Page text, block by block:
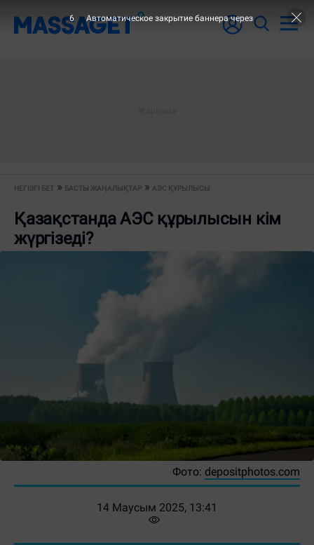
НЕГІЗГІ БЕТ БАСТЫ ЖАҢАЛЫҚТАР АЭС ҚҰРЫЛЫСЫ
Қазақстанда АЭС құрылысын кім
жүргізеді?
Фото: depositphotos.com
14 Маусым 2025, 13:41
5 Автоматическое закрытие баннера через